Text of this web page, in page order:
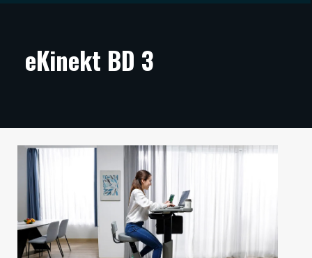
ARTIKKELIT
TECHBBS
TIETOA
HINTA.FI
KAUPPA
VAIHDA TEEMA
eKinekt BD 3